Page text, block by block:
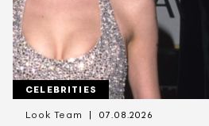
CELEBRITIES
Look Team 07.08.2026